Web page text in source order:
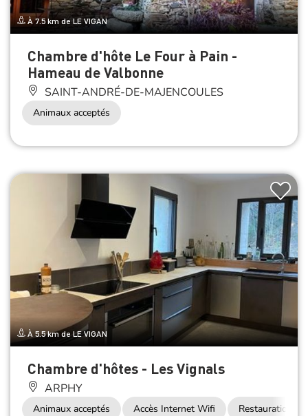
À 7.5 km de LE VIGAN
Chambre d'hôte Le Four à Pain -
Hameau de Valbonne
SAINT-ANDRÉ-DE-MAJENCOULES
Animaux acceptés
À 5.5 km de LE VIGAN
Chambre d'hôtes - Les Vignals
ARPHY
Animaux acceptés Accès Internet Wifi Restauration